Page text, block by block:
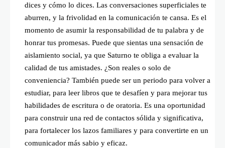
dices y cómo lo dices. Las conversaciones superficiales te
aburren, y la frivolidad en la comunicación te cansa. Es el
momento de asumir la responsabilidad de tu palabra y de
honrar tus promesas. Puede que sientas una sensación de
aislamiento social, ya que Saturno te obliga a evaluar la
calidad de tus amistades. ¿Son reales o solo de
conveniencia? También puede ser un periodo para volver a
estudiar, para leer libros que te desafíen y para mejorar tus
habilidades de escritura o de oratoria. Es una oportunidad
para construir una red de contactos sólida y significativa,
para fortalecer los lazos familiares y para convertirte en un
comunicador más sabio y eficaz.